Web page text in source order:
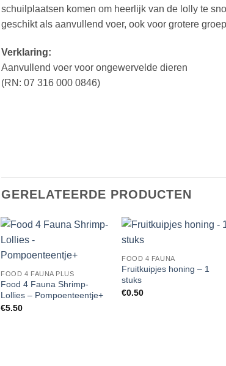
schuilplaatsen komen om heerlijk van de lolly te
geschikt als aanvullend voer, ook voor grotere
Verklaring:
Aanvullend voer voor ongewervelde dieren
(RN: 07 316 000 0846)
GERELATEERDE PRODUCTEN
Wishlist
FOOD 4 FAUNA PLUS
Food 4 Fauna Shrimp-
Lollies – Pompoenteentje+
€5.50
FOOD 4 FAUNA
Fruitkuipjes honing – 1
stuks
€0.50